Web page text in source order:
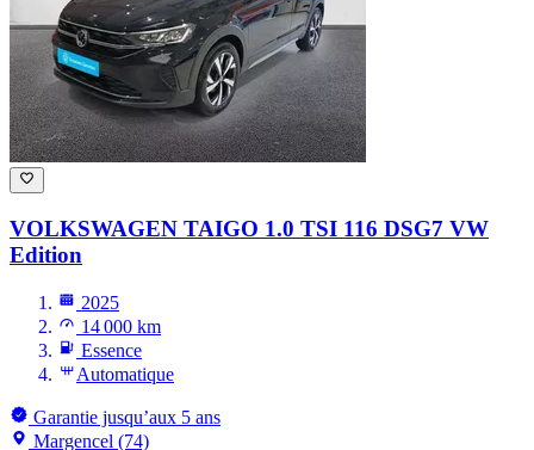
VOLKSWAGEN TAIGO 1.0 TSI 116 DSG7 VW
Edition
2025
14 000 km
Essence
Automatique
Garantie jusqu’aux 5 ans
Margencel (74)